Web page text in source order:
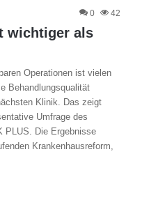
0 42
wichtiger als
Operationen ist vielen
Behandlungsqualität
Klinik. Das zeigt
Umfrage des
PLUS. Die Ergebnisse
Krankenhausreform,